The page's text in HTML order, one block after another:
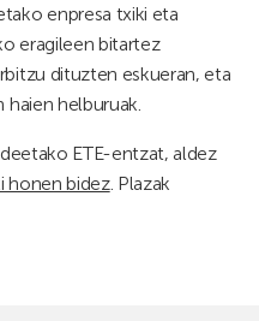
enpresa txiki eta
eragileen bitartez
dituzten eskueran, eta
helburuak.
ETE-entzat, aldez
honen bidez. Plazak